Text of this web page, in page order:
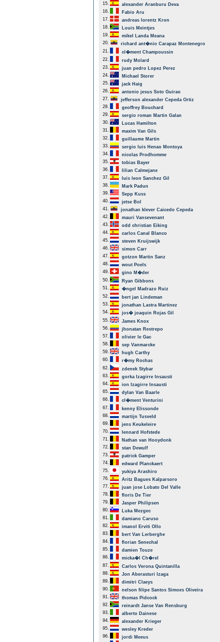
15.
alexander Aranburu Deva
16.
Fabio Aru
17.
andreas lorentz Kron
18.
Louis Meintjes
19.
mikel Landa Meana
20.
richard ant�nio Carapaz Montenegro
21.
cl�ment Champoussin
22.
rudy Molard
23.
juan pedro Lopez Perez
24.
Michael Storer
25.
jack Haig
26.
antonio jesus Soto Guirao
27.
jefferson alexander Cepeda Ortiz
28.
geoffrey Bouchard
29.
sergio roman Martin Galan
30.
Lucas Hamilton
31.
maxim Van Gils
32.
guillaume Martin
33.
sergio luis Henao Montoya
34.
nicolas Prodhomme
35.
tobias Bayer
36.
lilian Calmejane
37.
luis leon Sanchez Gil
38.
Mark Padun
39.
Sepp Kuss
40.
jetse Bol
41.
jonathan klever Caicedo Cepeda
42.
mauri Vansevenant
43.
odd christian Eiking
44.
carlos Canal Blanco
45.
steven Kruijswijk
46.
simon Carr
47.
gotzon Martin Sanz
48.
wout Poels
49.
gino M�der
50.
Ryan Gibbons
51.
�ngel Madrazo Ruiz
52.
bert jan Lindeman
53.
jonathan Lastra Martinez
54.
jos� joaquin Rojas Gil
55.
James Knox
56.
jhonatan Restrepo
57.
olivier le Gac
58.
sep Vanmarcke
59.
hugh Carthy
60.
r�my Rochas
62.
zdenek Stybar
63.
gorka Izagirre Insausti
64.
ion Izagirre Insausti
65.
dylan Van Baarle
66.
cl�ment Venturini
67.
kenny Elissonde
68.
martijn Tusveld
69.
jens Keukeleire
70.
lennard Hofstede
71.
Nathan van Hooydonk
72.
stan Dewulf
73.
patrick Gamper
74.
edward Planckaert
75.
yukiya Arashiro
76.
Aritz Bagues Kalparsoro
77.
juan jose Lobato Del Valle
78.
floris De Tier
79.
Jasper Philipsen
80.
Luka Mezgec
81.
damiano Caruso
82.
imanol Erviti Ollo
83.
bert Van Lerberghe
84.
florian Senechal
85.
damien Touze
86.
micka�l Ch�rel
87.
Carlos Verona Quintanilla
88.
Jon Aberasturi Izaga
89.
dimitri Claeys
90.
nelson filipe Santos Simoes Oliveira
91.
thomas Pidcock
92.
reinardt Janse Van Rensburg
93.
alberto Dainese
94.
alexander Krieger
95.
wesley Kreder
96.
jordi Meeus